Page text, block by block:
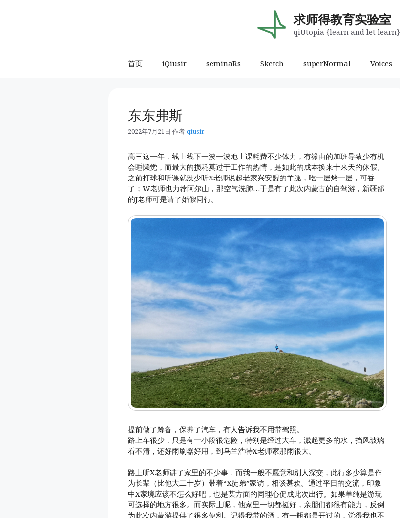
求师得教育实验室
qiUtopia {learn and let learn}
首页 iQiusir seminaRs Sketch superNormal Voices
东东弗斯
2022年7月21日 作者qiusir
高三这一年，线上线下一波一波地上课耗费不少体力，有缘由的加班导致少有机
会睡懒觉，而最大的损耗莫过于工作的热情，是如此的成本换来十来天的休假。
之前打球和听课就没少听X老师说起老家兴安盟的羊腿，吃一层烤一层，可香
了；W老师也力荐阿尔山，那空气洗肺…于是有了此次内蒙古的自驾游，新疆部
的J老师可是请了婚假同行。
提前做了筹备，保养了汽车，有人告诉我不用带驾照。
路上车很少，只是有一小段很危险，特别是经过大车，溅起更多的水，挡风玻璃
看不清，还好雨刷器好用，到乌兰浩特X老师家那雨很大。
路上听X老师讲了家里的不少事，而我一般不愿意和别人深交，此行多少算是作
为长辈（比他大二十岁）带着“X徒弟”家访，相谈甚欢。通过平日的交流，印象
中X家境应该不怎么好吧，也是某方面的同理心促成此次出行。如果单纯是游玩
可选择的地方很多。而实际上呢，他家里一切都挺好，亲朋们都很有能力，反倒
为此次内蒙游提供了很多便利。记得我带的酒，有一瓶都是开过的，觉得我也不